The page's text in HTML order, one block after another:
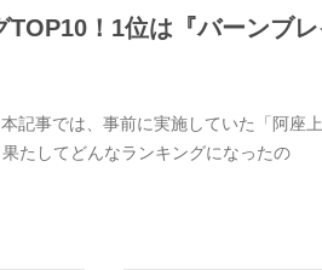
！1位は『バーンブ
事では、事前に実施していた「阿座上
たしてどんなランキングになったの